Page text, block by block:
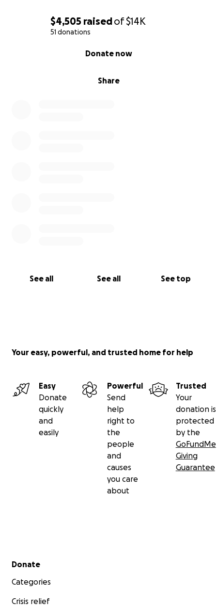
$4,505 raisedof$14K
51 donations
Share
Donate now
See all See all See top
Your easy, powerful, and trusted home for help
Easy
Donate
quickly
and
easily
Powerful
Send
help
right to
the
people
and
causes
you care
about
Trusted
Your
donation is
protected
by the
GoFundMe
Giving
Guarantee
Secondary menu
Donate
Categories
Crisis relief